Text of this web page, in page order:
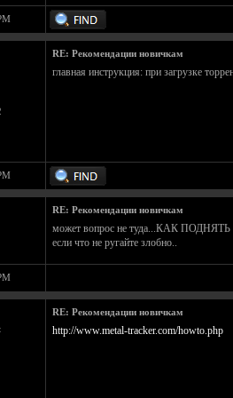
RE: Рекомендации новичкам
главная инструкция: при загрузке
RE: Рекомендации новичкам
может вопрос не туда...КАК
если что не ругайте злобно..
RE: Рекомендации новичкам
http://www.metal-tracker.com/howto.php